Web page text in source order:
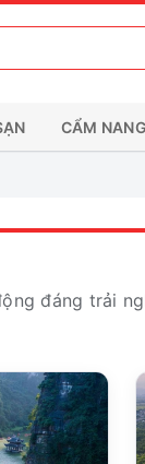
CẨM
đáng trải